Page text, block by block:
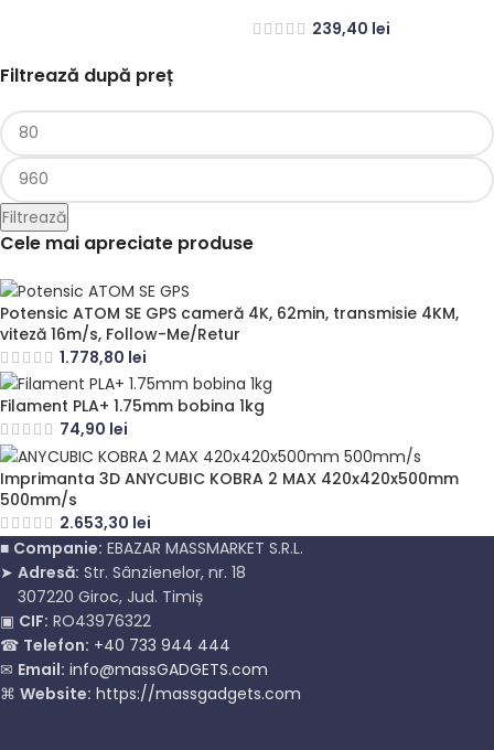
Filtrează după preț
Filtrează
Cele mai apreciate produse
Potensic ATOM SE GPS cameră 4K, 62min, transmisie 4KM,
viteză 16m/s, Follow-Me/Retur
1.778,80 lei
Filament PLA+ 1.75mm bobina 1kg
74,90 lei
Imprimanta 3D ANYCUBIC KOBRA 2 MAX 420x420x500mm
500mm/s
2.653,30 lei
239,40 lei
■ Companie: EBAZAR MASSMARKET S.R.L.
➤ Adresă: Str. Sânzienelor, nr. 18
307220 Giroc, Jud. Timiș
▣ CIF: RO43976322
☎ Telefon: +40 733 944 444
✉ Email: info@massGADGETS.com
⌘ Website: https://massgadgets.com